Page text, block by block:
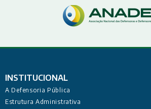
INSTITUCIONAL
A Defensoria Pública
Estrutura Administrativa